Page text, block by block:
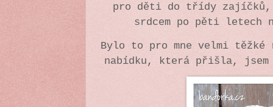
pro děti do třídy zajíčků,
srdcem po pěti letech
Bylo to pro mne velmi těžké
nabídku, která přišla, jsem